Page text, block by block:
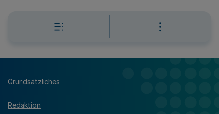
Grundsätzliches
Redaktion